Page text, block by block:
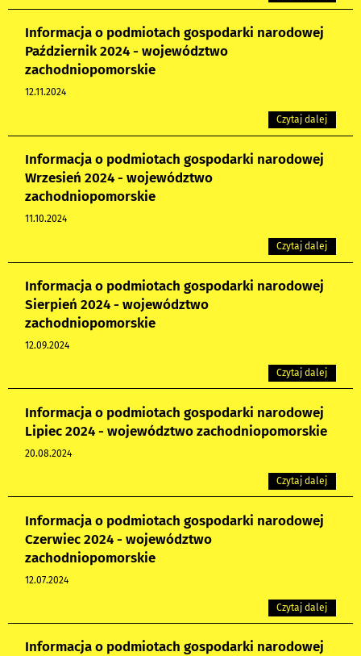
Informacja o podmiotach gospodarki narodowej
Październik 2024 - województwo
zachodniopomorskie
12.11.2024
Czytaj dalej
Informacja o podmiotach gospodarki narodowej
Wrzesień 2024 - województwo
zachodniopomorskie
11.10.2024
Czytaj dalej
Informacja o podmiotach gospodarki narodowej
Sierpień 2024 - województwo
zachodniopomorskie
12.09.2024
Czytaj dalej
Informacja o podmiotach gospodarki narodowej
Lipiec 2024 - województwo zachodniopomorskie
20.08.2024
Czytaj dalej
Informacja o podmiotach gospodarki narodowej
Czerwiec 2024 - województwo
zachodniopomorskie
12.07.2024
Czytaj dalej
Informacja o podmiotach gospodarki narodowej